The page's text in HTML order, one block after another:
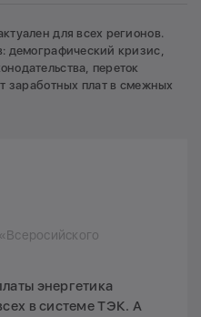
для всех регионов.
демографический кризис,
переток
заработных плат в смежных
энергетика
в системе ТЭК. А